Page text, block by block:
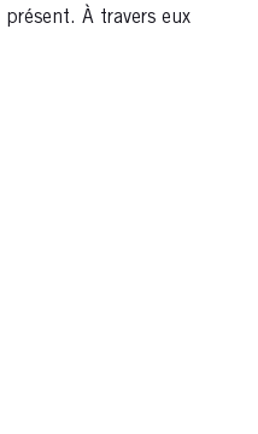
À travers eux